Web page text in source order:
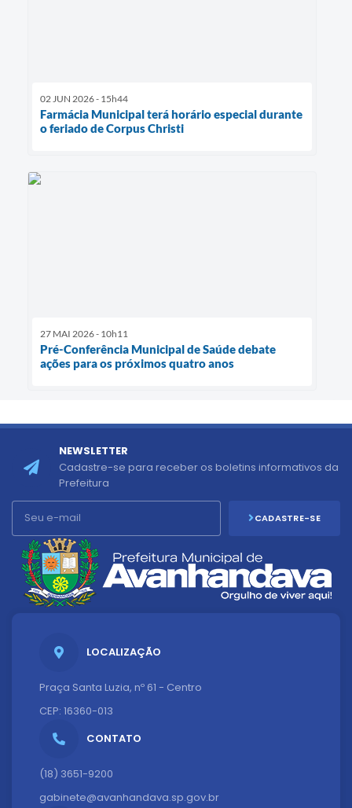
02 JUN 2026 - 15h44
Farmácia Municipal terá horário especial durante
o feriado de Corpus Christi
27 MAI 2026 - 10h11
Pré-Conferência Municipal de Saúde debate
ações para os próximos quatro anos
LOCALIZAÇÃO
Praça Santa Luzia, nº 61 - Centro
CEP: 16360-013
CONTATO
(18) 3651-9200
gabinete@avanhandava.sp.gov.br
NEWSLETTER
Cadastre-se para receber os boletins informativos da
Prefeitura
CADASTRE-SE